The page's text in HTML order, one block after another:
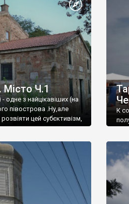
Місто Ч.1
одне з найцікавіших (на
півострова .Ну,але
цей субєктивізм,
К